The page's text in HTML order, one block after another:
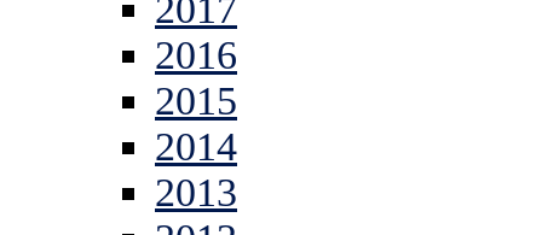
2016
2015
2014
2013